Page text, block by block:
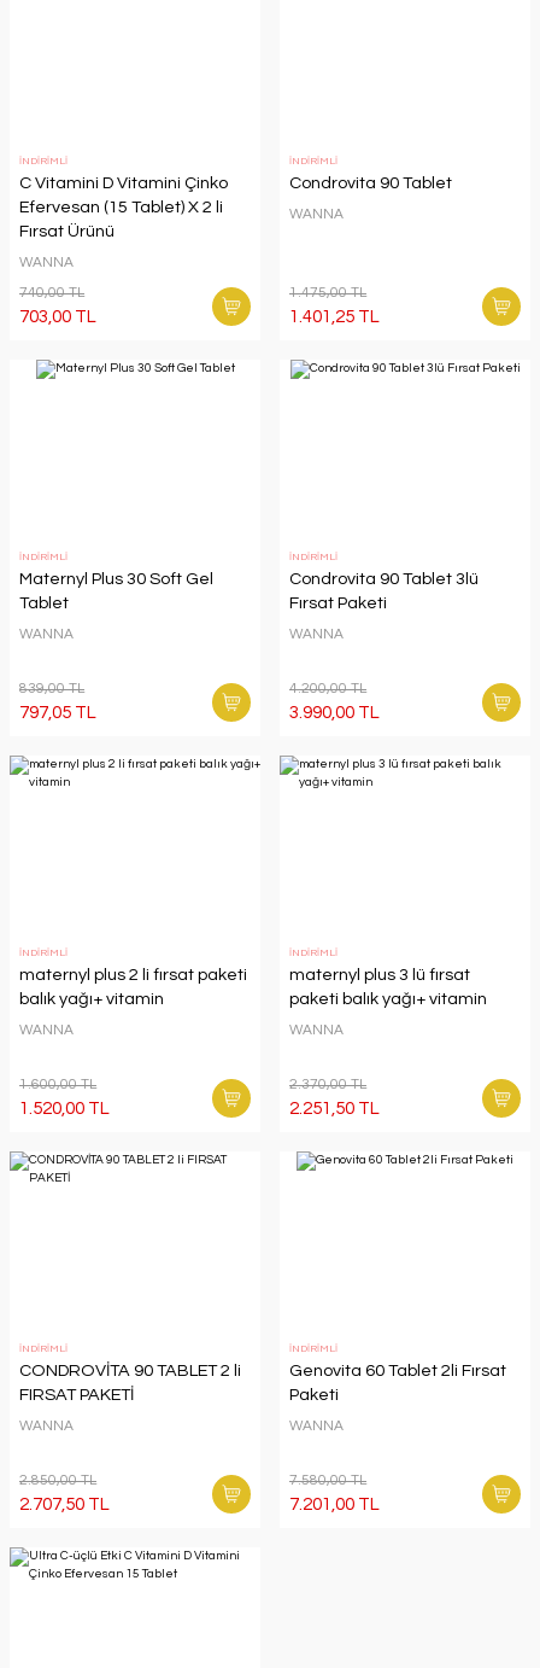
İNDİRİMLİ
C Vitamini D Vitamini Çinko
Efervesan (15 Tablet) X 2 li
Fırsat Ürünü
WANNA
740,00 TL
703,00 TL
İNDİRİMLİ
Condrovita 90 Tablet
WANNA
1.475,00 TL
1.401,25 TL
İNDİRİMLİ
Maternyl Plus 30 Soft Gel
Tablet
WANNA
839,00 TL
797,05 TL
İNDİRİMLİ
Condrovita 90 Tablet 3lü
Fırsat Paketi
WANNA
4.200,00 TL
3.990,00 TL
İNDİRİMLİ
maternyl plus 2 li fırsat paketi
balık yağı+ vitamin
WANNA
1.600,00 TL
1.520,00 TL
İNDİRİMLİ
maternyl plus 3 lü fırsat
paketi balık yağı+ vitamin
WANNA
2.370,00 TL
2.251,50 TL
İNDİRİMLİ
CONDROVİTA 90 TABLET 2 li
FIRSAT PAKETİ
WANNA
2.850,00 TL
2.707,50 TL
İNDİRİMLİ
Genovita 60 Tablet 2li Fırsat
Paketi
WANNA
7.580,00 TL
7.201,00 TL